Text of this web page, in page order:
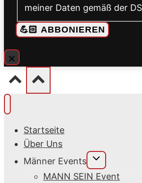
meiner Daten gemäß der
💪🏻 ABBONIEREN
Startseite
Über Uns
Männer Events
Untermenü
umschalten
MANN SEIN Event